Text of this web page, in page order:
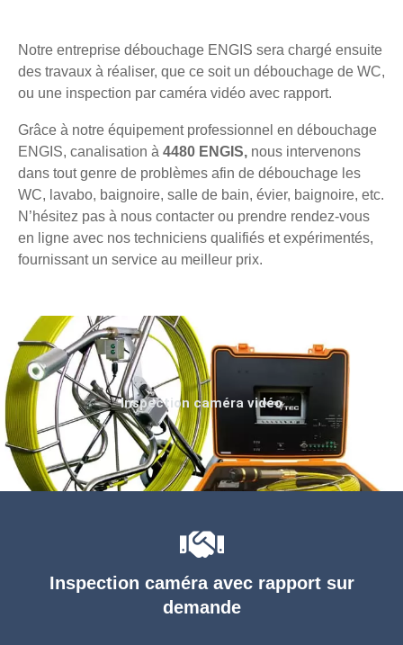
Notre entreprise débouchage ENGIS sera chargé ensuite
des travaux à réaliser, que ce soit un débouchage de WC,
ou une inspection par caméra vidéo avec rapport.
Grâce à notre équipement professionnel en débouchage
ENGIS, canalisation à 4480 ENGIS, nous intervenons
dans tout genre de problèmes afin de débouchage les
WC, lavabo, baignoire, salle de bain, évier, baignoire, etc.
N’hésitez pas à nous contacter ou prendre rendez-vous
en ligne avec nos techniciens qualifiés et expérimentés,
fournissant un service au meilleur prix.
Inspection caméra avec rapport sur
demande
Inspection caméra vidéo